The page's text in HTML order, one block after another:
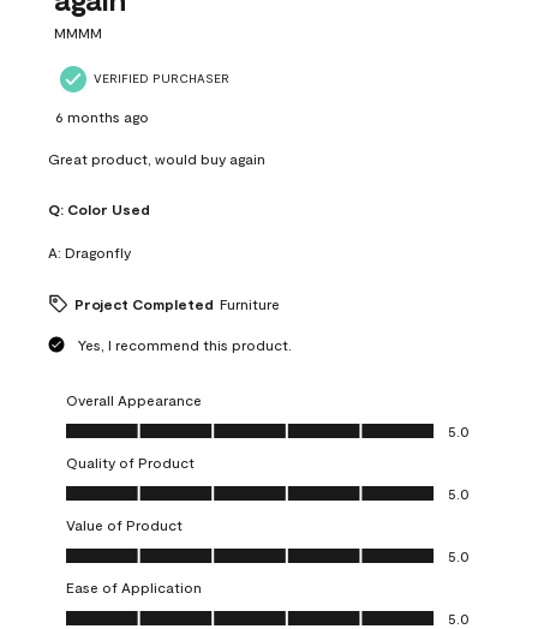
MMMM
VERIFIED PURCHASER
6 months ago
Great product, would buy again
Q: Color Used
A: Dragonfly
Project Completed Furniture
Yes, I recommend this product.
Overall Appearance
Overall Appearance, 5.0 out of 5
5.0
Quality of Product
Quality of Product, 5.0 out of 5
5.0
Value of Product
Value of Product, 5.0 out of 5
5.0
Ease of Application
Ease of Application, 5.0 out of 5
5.0